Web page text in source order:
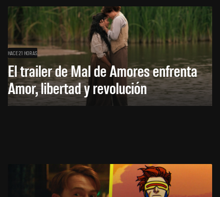
HACE 21 HORAS
El trailer de Mal de Amores enfrenta
Amor, libertad y revolución